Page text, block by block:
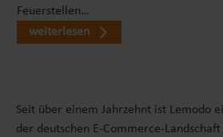
Feuerstellen…
weiterlesen
Seit über einem Jahrzehnt ist Lemodo
der deutschen E-Commerce-